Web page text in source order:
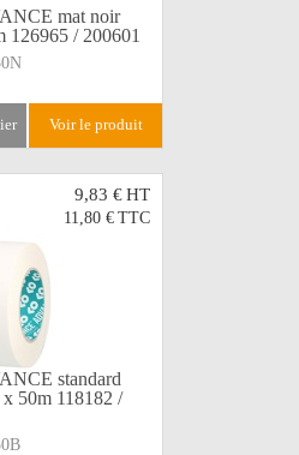
mat noir
126965 / 200601
voir le produit
9,83 €HT
11,80 € TTC
standard
50m 118182 /